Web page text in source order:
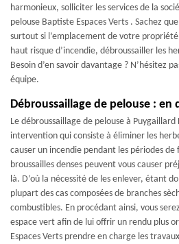
harmonieux, solliciter les services de la
pelouse Baptiste Espaces Verts . Sachez
surtout si l’emplacement de votre
haut risque d’incendie, débroussailler les
Besoin d’en savoir davantage ? N’hésitez
équipe.
Débroussaillage de pelouse : en
Le débroussaillage de pelouse à
intervention qui consiste à éliminer les
causer un incendie pendant les périodes de
broussailles denses peuvent vous causer
là. D’où la nécessité de les enlever, étant
plupart des cas composées de branches
combustibles. En procédant ainsi, vous
espace vert afin de lui offrir un rendu plus
Espaces Verts prendre en charge les